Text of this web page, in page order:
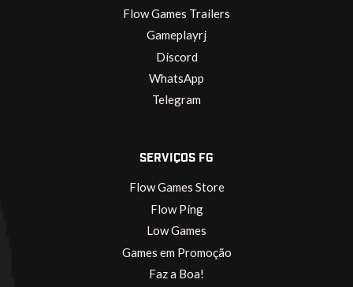
Flow Games Trailers
Gameplayrj
Discord
WhatsApp
Telegram
SERVIÇOS FG
Flow Games Store
Flow Ping
Low Games
Games em Promoção
Faz a Boa!